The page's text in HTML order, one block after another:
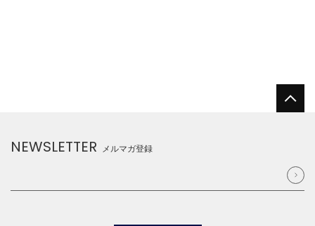
NEWSLETTER メルマガ登録